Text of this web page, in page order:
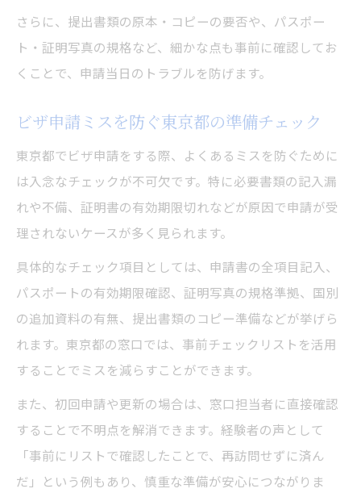
さらに、提出書類の原本・コピーの要否や、パスポー
ト・証明写真の規格など、細かな点も事前に確認してお
くことで、申請当日のトラブルを防げます。
ビザ申請ミスを防ぐ東京都の準備チェック
東京都でビザ申請をする際、よくあるミスを防ぐために
は入念なチェックが不可欠です。特に必要書類の記入漏
れや不備、証明書の有効期限切れなどが原因で申請が受
理されないケースが多く見られます。
具体的なチェック項目としては、申請書の全項目記入、
パスポートの有効期限確認、証明写真の規格準拠、国別
の追加資料の有無、提出書類のコピー準備などが挙げら
れます。東京都の窓口では、事前チェックリストを活用
することでミスを減らすことができます。
また、初回申請や更新の場合は、窓口担当者に直接確認
することで不明点を解消できます。経験者の声として
「事前にリストで確認したことで、再訪問せずに済ん
だ」という例もあり、慎重な準備が安心につながりま